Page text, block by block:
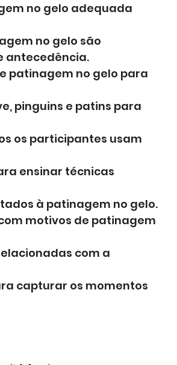
no gelo adequada
no gelo são
antecedência.
patinagem no gelo para
pinguins e patins para
os participantes usam
ensinar técnicas
à patinagem no gelo.
motivos de patinagem
com a
capturar os momentos